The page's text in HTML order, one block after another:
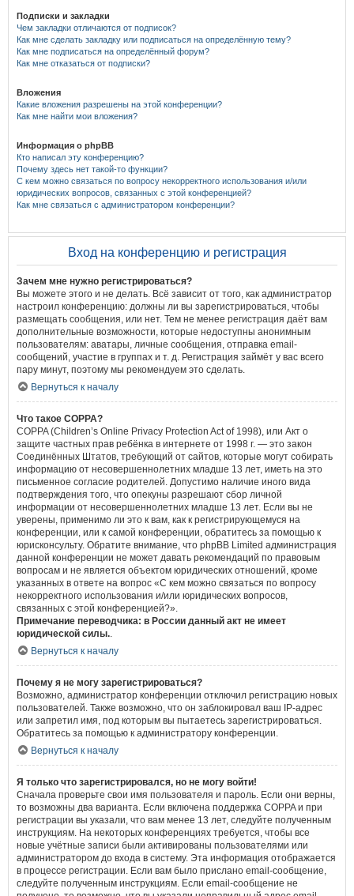
Подписки и закладки
Чем закладки отличаются от подписок?
Как мне сделать закладку или подписаться на определённую тему?
Как мне подписаться на определённый форум?
Как мне отказаться от подписки?
Вложения
Какие вложения разрешены на этой конференции?
Как мне найти мои вложения?
Информация о phpBB
Кто написал эту конференцию?
Почему здесь нет такой-то функции?
С кем можно связаться по вопросу некорректного использования и/или
юридических вопросов, связанных с этой конференцией?
Как мне связаться с администратором конференции?
Вход на конференцию и регистрация
Зачем мне нужно регистрироваться?
Вы можете этого и не делать. Всё зависит от того, как администратор
настроил конференцию: должны ли вы зарегистрироваться, чтобы
размещать сообщения, или нет. Тем не менее регистрация даёт вам
дополнительные возможности, которые недоступны анонимным
пользователям: аватары, личные сообщения, отправка email-
сообщений, участие в группах и т. д. Регистрация займёт у вас всего
пару минут, поэтому мы рекомендуем это сделать.
Вернуться к началу
Что такое COPPA?
COPPA (Children’s Online Privacy Protection Act of 1998), или Акт о
защите частных прав ребёнка в интернете от 1998 г. — это закон
Соединённых Штатов, требующий от сайтов, которые могут собирать
информацию от несовершеннолетних младше 13 лет, иметь на это
письменное согласие родителей. Допустимо наличие иного вида
подтверждения того, что опекуны разрешают сбор личной
информации от несовершеннолетних младше 13 лет. Если вы не
уверены, применимо ли это к вам, как к регистрирующемуся на
конференции, или к самой конференции, обратитесь за помощью к
юрисконсульту. Обратите внимание, что phpBB Limited администрация
данной конференции не может давать рекомендаций по правовым
вопросам и не является объектом юридических отношений, кроме
указанных в ответе на вопрос «С кем можно связаться по вопросу
некорректного использования и/или юридических вопросов,
связанных с этой конференцией?».
Примечание переводчика: в России данный акт не имеет
юридической силы..
Вернуться к началу
Почему я не могу зарегистрироваться?
Возможно, администратор конференции отключил регистрацию новых
пользователей. Также возможно, что он заблокировал ваш IP-адрес
или запретил имя, под которым вы пытаетесь зарегистрироваться.
Обратитесь за помощью к администратору конференции.
Вернуться к началу
Я только что зарегистрировался, но не могу войти!
Сначала проверьте свои имя пользователя и пароль. Если они верны,
то возможны два варианта. Если включена поддержка COPPA и при
регистрации вы указали, что вам менее 13 лет, следуйте полученным
инструкциям. На некоторых конференциях требуется, чтобы все
новые учётные записи были активированы пользователями или
администратором до входа в систему. Эта информация отображается
в процессе регистрации. Если вам было прислано email-сообщение,
следуйте полученным инструкциям. Если email-сообщение не